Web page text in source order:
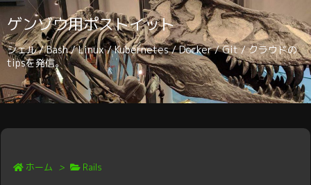
ゲンゾウ用ポストイット
シェル / Bash / Linux / Kubernetes / Docker / Git / クラウドの
tipsを発信。
ホーム > Rails